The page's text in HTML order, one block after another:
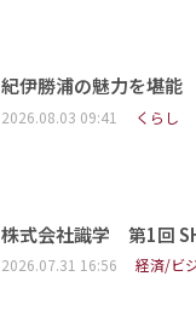
紀伊勝浦の魅力を堪能
2026.08.03 09:41 くらし
株式会社識学 第1回
2026.07.31 16:56 経済/ビ